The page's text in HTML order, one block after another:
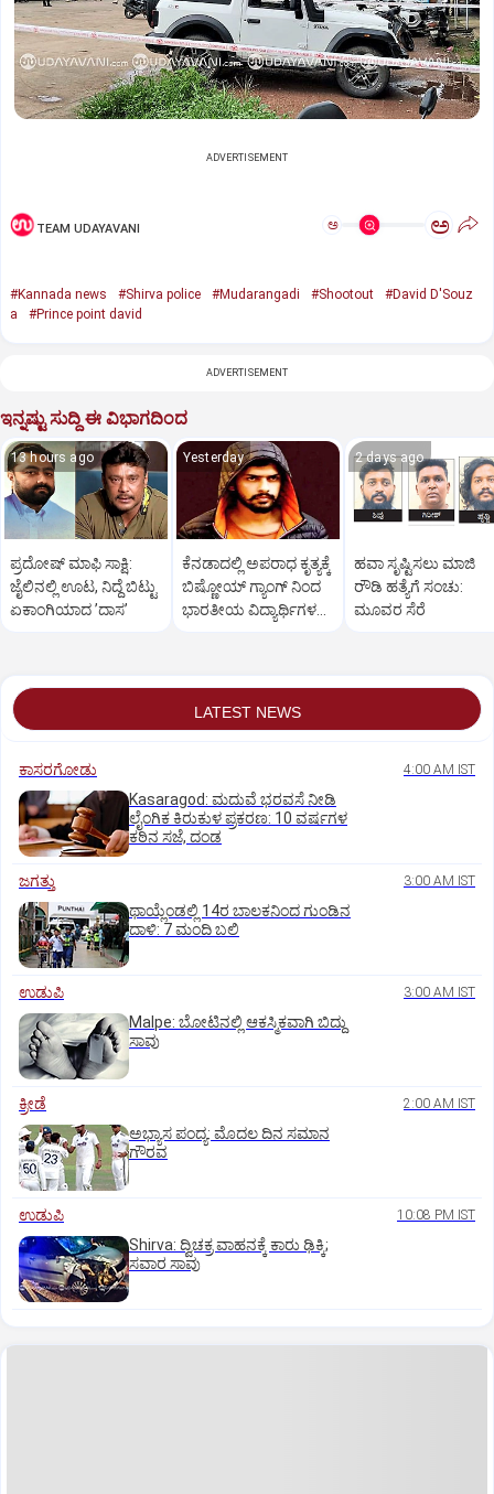
ADVERTISEMENT
TEAM UDAYAVANI ಅ ಅ
#Kannada news #Shirva police #Mudarangadi #Shootout
#David D'Souz
a
#Prince point david
ADVERTISEMENT
ಇನ್ನಷ್ಟು ಸುದ್ದಿ ಈ ವಿಭಾಗದಿಂದ
13 hours ago
ಪ್ರದೋಷ್‌ ಮಾಫಿ ಸಾಕ್ಷಿ:
ಜೈಲಿನಲ್ಲಿ ಊಟ, ನಿದ್ದೆ ಬಿಟ್ಟು
ಏಕಾಂಗಿಯಾದ ʼದಾಸʼ
Yesterday
ಕೆನಡಾದಲ್ಲಿ ಅಪರಾಧ ಕೃತ್ಯಕ್ಕೆ
ಬಿಷ್ಣೋಯ್ ಗ್ಯಾಂಗ್ ನಿಂದ
ಭಾರತೀಯ ವಿದ್ಯಾರ್ಥಿಗಳ
2 days ago
ಹವಾ ಸೃಷ್ಟಿಸಲು ಮಾಜಿ
ರೌಡಿ ಹತ್ಯೆಗೆ ಸಂಚು:
ಮೂವರ ಸೆರೆ
LATEST NEWS
ಕಾಸರಗೋಡು 4:00 AM IST
Kasaragod: ಮದುವೆ ಭರವಸೆ ನೀಡಿ
ಲೈಂಗಿಕ ಕಿರುಕುಳ ಪ್ರಕರಣ: 10 ವರ್ಷಗಳ
ಕಠಿನ ಸಜೆ, ದಂಡ
ಜಗತ್ತು 3:00 AM IST
ಥಾಯ್ಲೆಂಡಲ್ಲಿ 14ರ ಬಾಲಕನಿಂದ ಗುಂಡಿನ
ದಾಳಿ: 7 ಮಂದಿ ಬಲಿ
ಉಡುಪಿ 3:00 AM IST
Malpe: ಬೋಟಿನಲ್ಲಿ ಆಕಸ್ಮಿಕವಾಗಿ ಬಿದ್ದು
ಸಾವು
ಕ್ರೀಡೆ 2:00 AM IST
ಅಭ್ಯಾಸ ಪಂದ್ಯ: ಮೊದಲ ದಿನ ಸಮಾನ
ಗೌರವ
ಉಡುಪಿ 10:08 PM IST
Shirva: ದ್ವಿಚಕ್ರ ವಾಹನಕ್ಕೆ ಕಾರು ಢಿಕ್ಕಿ;
ಸವಾರ ಸಾವು